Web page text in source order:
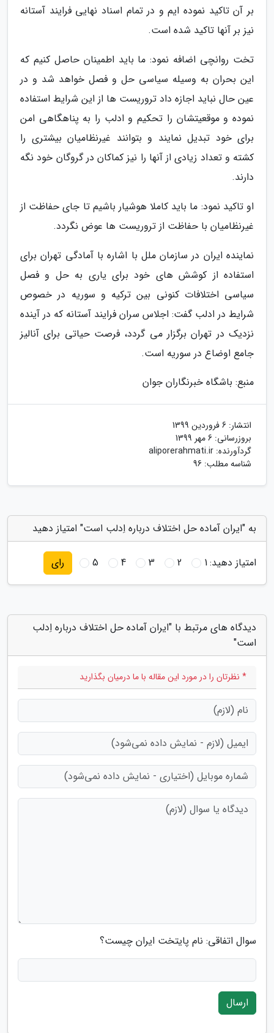
بر آن تاکید نموده ایم و در تمام اسناد نهایی فرایند آستانه
نیز بر آنها تاکید شده است.
تخت روانچی اضافه نمود: ما باید اطمینان حاصل کنیم که
این بحران به وسیله سیاسی حل و فصل خواهد شد و در
عین حال نباید اجازه داد تروریست ها از این شرایط استفاده
نموده و موقعیتشان را تحکیم و ادلب را به پناهگاهی امن
برای خود تبدیل نمایند و بتوانند غیرنظامیان بیشتری را
کشته و تعداد زیادی از آنها را نیز کماکان در گروگان خود نگه
دارند.
او تاکید نمود: ما باید کاملا هوشیار باشیم تا جای حفاظت از
غیرنظامیان با حفاظت از تروریست ها عوض نگردد.
نماینده ایران در سازمان ملل با اشاره با آمادگی تهران برای
استفاده از کوشش های خود برای یاری به حل و فصل
سیاسی اختلافات کنونی بین ترکیه و سوریه در خصوص
شرایط در ادلب گفت: اجلاس سران فرایند آستانه که در آینده
نزدیک در تهران برگزار می گردد، فرصت حیاتی برای آنالیز
جامع اوضاع در سوریه است.
منبع: باشگاه خبرنگاران جوان
انتشار: 6 فروردین 1399
بروزرسانی: 6 مهر 1399
گردآورنده: aliporerahmati.ir
شناسه مطلب: 96
به "ایران آماده حل اختلاف درباره اِدلب است" امتیاز دهید
امتیاز دهید:1
2
3
4
5 رای
دیدگاه های مرتبط با "ایران آماده حل اختلاف درباره اِدلب
است"
* نظرتان را در مورد این مقاله با ما درمیان بگذارید
سوال اتفاقی: نام پایتخت ایران چیست؟
ارسال